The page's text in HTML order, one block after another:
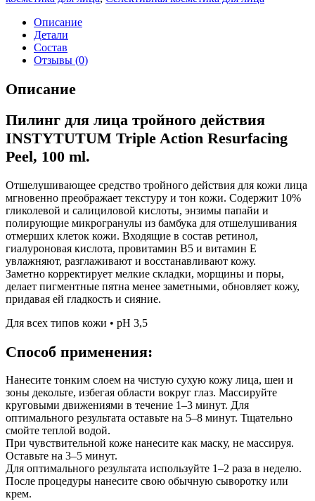
Описание
Детали
Состав
Отзывы (0)
Описание
Пилинг для лица тройного действия
INSTYTUTUM Triple Action Resurfacing
Peel, 100 ml.
Отшелушивающее средство тройного действия для кожи лица
мгновенно преображает текстуру и тон кожи. Содержит 10%
гликолевой и салициловой кислоты, энзимы папайи и
полирующие микрогранулы из бамбука для отшелушивания
отмерших клеток кожи. Входящие в состав ретинол,
гиалуроновая кислота, провитамин B5 и витамин Е
увлажняют, разглаживают и восстанавливают кожу.
Заметно корректирует мелкие складки, морщины и поры,
делает пигментные пятна менее заметными, обновляет кожу,
придавая ей гладкость и сияние.
Для всех типов кожи • pH 3,5
Способ применения:
Нанесите тонким слоем на чистую сухую кожу лица, шеи и
зоны декольте, избегая области вокруг глаз. Массируйте
круговыми движениями в течение 1–3 минут. Для
оптимального результата оставьте на 5–8 минут. Тщательно
смойте теплой водой.
При чувствительной коже нанесите как маску, не массируя.
Оставьте на 3–5 минут.
Для оптимального результата используйте 1–2 раза в неделю.
После процедуры нанесите свою обычную сыворотку или
крем.